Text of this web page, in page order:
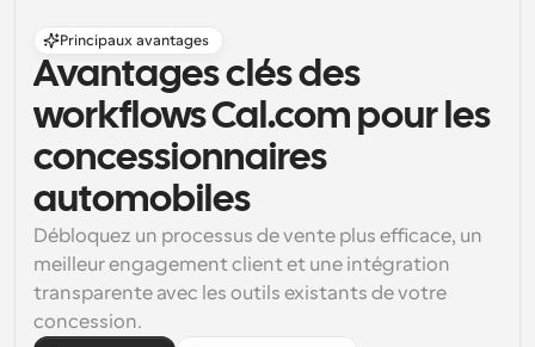
Principaux avantages
Avantages clés des
workflows Cal.com pour les
concessionnaires
automobiles
Débloquez un processus de vente plus efficace, un
meilleur engagement client et une intégration
transparente avec les outils existants de votre
concession.